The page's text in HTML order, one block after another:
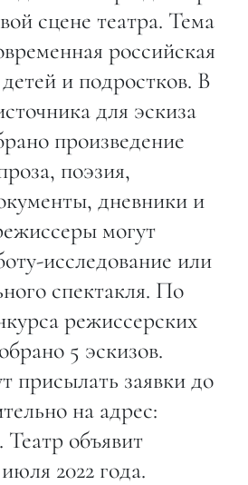
сцене театра. Тема
российская
и подростков. В
для эскиза
произведение
поэзия,
дневники и
могут
исследование или
спектакля. По
режиссерских
5 эскизов.
присылать заявки до
на адрес:
объявит
2022 года.